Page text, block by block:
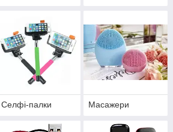
Селфі-палки Масажери